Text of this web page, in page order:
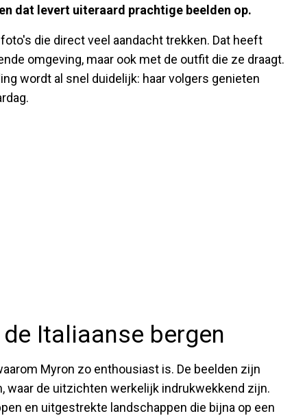
dat levert uiteraard prachtige beelden op.
die direct veel aandacht trekken. Dat heeft
omgeving, maar ook met de outfit die ze draagt.
wordt al snel duidelijk: haar volgers genieten
Italiaanse bergen
Myron zo enthousiast is. De beelden zijn
waar de uitzichten werkelijk indrukwekkend zijn.
en uitgestrekte landschappen die bijna op een